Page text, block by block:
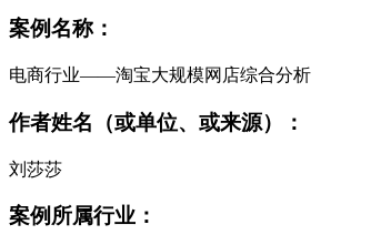
案例名称：
电商行业——淘宝大规模网店综合分析
作者姓名（或单位、或来源）：
刘莎莎
案例所属行业：